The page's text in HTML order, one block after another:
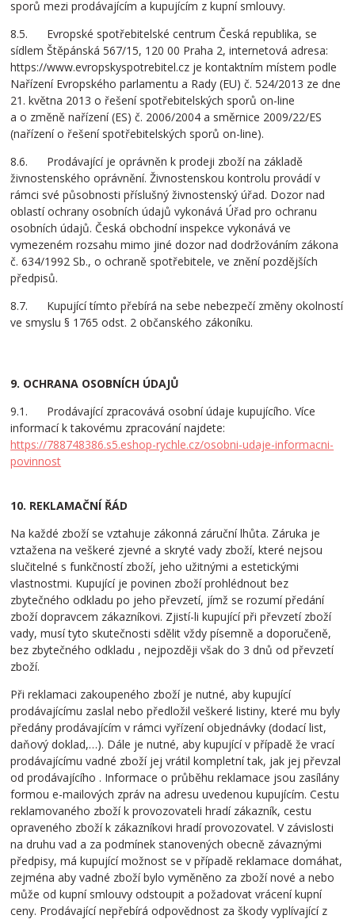
sporů mezi prodávajícím a kupujícím z kupní smlouvy.
8.5. Evropské spotřebitelské centrum Česká republika, se
sídlem Štěpánská 567/15, 120 00 Praha 2, internetová adresa:
https://www.evropskyspotrebitel.cz je kontaktním místem podle
Nařízení Evropského parlamentu a Rady (EU) č. 524/2013 ze dne
21. května 2013 o řešení spotřebitelských sporů on-line
a o změně nařízení (ES) č. 2006/2004 a směrnice 2009/22/ES
(nařízení o řešení spotřebitelských sporů on-line).
8.6. Prodávající je oprávněn k prodeji zboží na základě
živnostenského oprávnění. Živnostenskou kontrolu provádí v
rámci své působnosti příslušný živnostenský úřad. Dozor nad
oblastí ochrany osobních údajů vykonává Úřad pro ochranu
osobních údajů. Česká obchodní inspekce vykonává ve
vymezeném rozsahu mimo jiné dozor nad dodržováním zákona
č. 634/1992 Sb., o ochraně spotřebitele, ve znění pozdějších
předpisů.
8.7. Kupující tímto přebírá na sebe nebezpečí změny okolností
ve smyslu § 1765 odst. 2 občanského zákoníku.
9. OCHRANA OSOBNÍCH ÚDAJŮ
9.1. Prodávající zpracovává osobní údaje kupujícího. Více
informací k takovému zpracování najdete:
https://788748386.s5.eshop-rychle.cz/osobni-udaje-informacni-
povinnost
10. REKLAMAČNÍ ŘÁD
Na každé zboží se vztahuje zákonná záruční lhůta. Záruka je
vztažena na veškeré zjevné a skryté vady zboží, které nejsou
slučitelné s funkčností zboží, jeho užitnými a estetickými
vlastnostmi. Kupující je povinen zboží prohlédnout bez
zbytečného odkladu po jeho převzetí, jímž se rozumí předání
zboží dopravcem zákazníkovi. Zjistí-li kupující při převzetí zboží
vady, musí tyto skutečnosti sdělit vždy písemně a doporučeně,
bez zbytečného odkladu , nejpozději však do 3 dnů od převzetí
zboží.
Při reklamaci zakoupeného zboží je nutné, aby kupující
prodávajícímu zaslal nebo předložil veškeré listiny, které mu byly
předány prodávajícím v rámci vyřízení objednávky (dodací list,
daňový doklad,…). Dále je nutné, aby kupující v případě že vrací
prodávajícímu vadné zboží jej vrátil kompletní tak, jak jej převzal
od prodávajícího . Informace o průběhu reklamace jsou zasílány
formou e-mailových zpráv na adresu uvedenou kupujícím. Cestu
reklamovaného zboží k provozovateli hradí zákazník, cestu
opraveného zboží k zákazníkovi hradí provozovatel. V závislosti
na druhu vad a za podmínek stanovených obecně závaznými
předpisy, má kupující možnost se v případě reklamace domáhat,
zejména aby vadné zboží bylo vyměněno za zboží nové a nebo
může od kupní smlouvy odstoupit a požadovat vrácení kupní
ceny. Prodávající nepřebírá odpovědnost za škody vyplívající z